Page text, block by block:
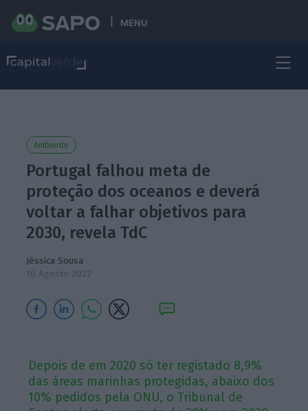
MENU
Ambiente
Portugal falhou meta de
proteção dos oceanos e deverá
voltar a falhar objetivos para
2030, revela TdC
Jéssica Sousa
16 Agosto 2022
Depois de em 2020 só ter registado 8,9%
das áreas marinhas protegidas, abaixo dos
10% pedidos pela ONU, o Tribunal de